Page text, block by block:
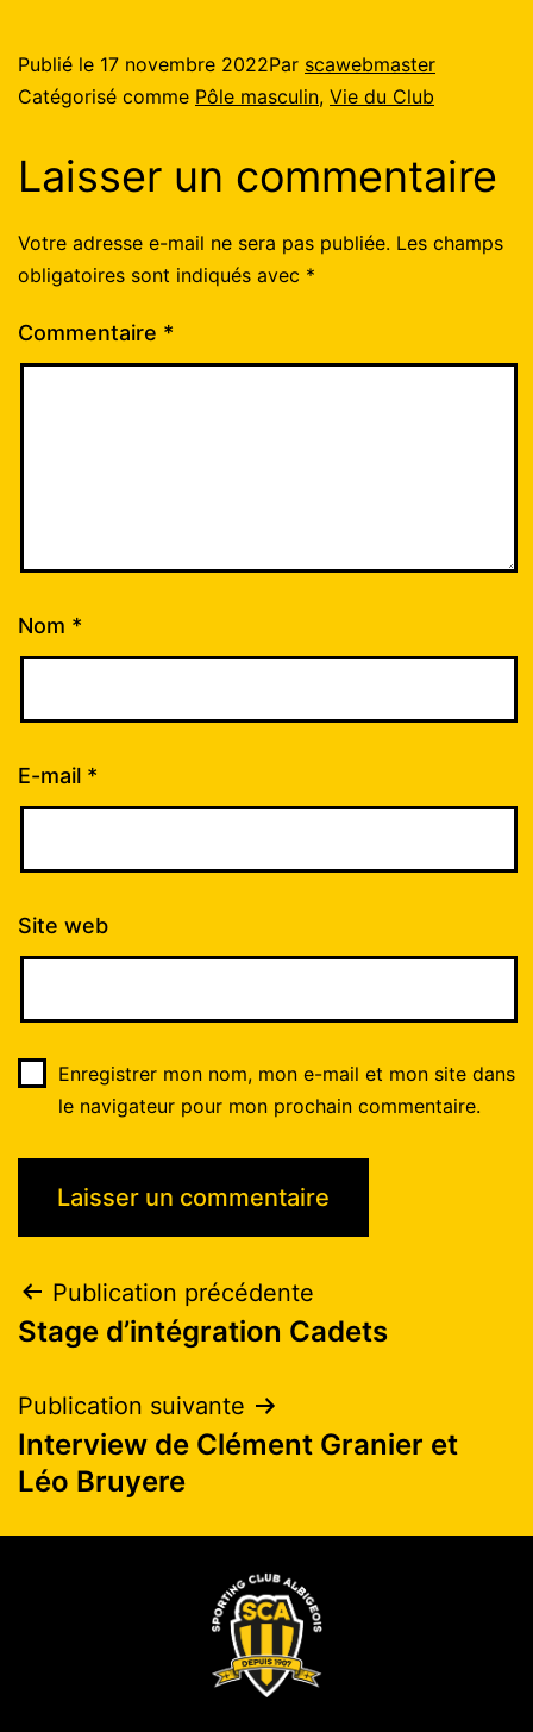
Publié le 17 novembre 2022Par scawebmaster
Catégorisé comme Pôle masculin, Vie du Club
Laisser un commentaire
Votre adresse e-mail ne sera pas publiée. Les champs
obligatoires sont indiqués avec *
Commentaire *
Nom *
E-mail *
Site web
Enregistrer mon nom, mon e-mail et mon site dans
le navigateur pour mon prochain commentaire.
Publication précédente
Stage d’intégration Cadets
Publication suivante
Interview de Clément Granier et
Léo Bruyere